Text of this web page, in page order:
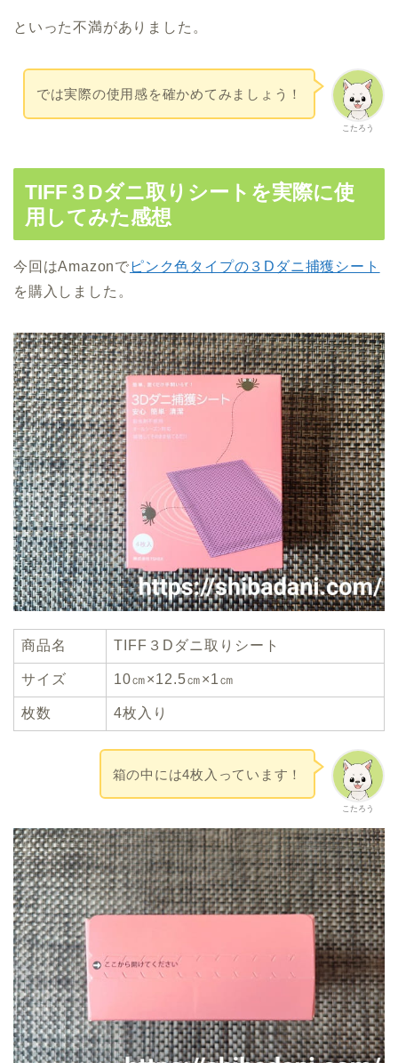
といった不満がありました。
こたろう
では実際の使用感を確かめてみましょう！
TIFF３Dダニ取りシートを実際に使
用してみた感想
今回はAmazonで ピンク色タイプの３Dダニ捕獲シート
を購入しました。
商品名 TIFF３Dダニ取りシート
サイズ 10㎝×12.5㎝×1㎝
枚数 4枚入り
こたろう
箱の中には4枚入っています！